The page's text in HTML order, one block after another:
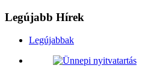
Legújabb Hírek
Legújabbak